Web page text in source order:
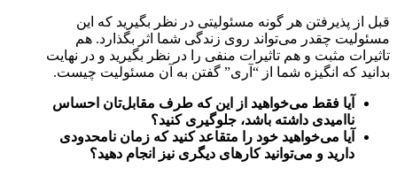
قبل از پذیرفتن هر گونه مسئولیتی در نظر بگیرید که این
مسئولیت چقدر می‌تواند روی زندگی شما اثر بگذارد. هم
تاثیرات مثبت و هم تاثیرات منفی را در نظر بگیرید و در نهایت
بدانید که انگیزه شما از “آری” گفتن به آن مسئولیت چیست.
آیا فقط می‌خواهید از این که طرف مقابل‌تان احساس
ناامیدی داشته باشد، جلوگیری کنید؟
آیا می‌خواهید خود را متقاعد کنید که زمان نامحدودی
دارید و می‌توانید کار‌های دیگری نیز انجام دهید؟